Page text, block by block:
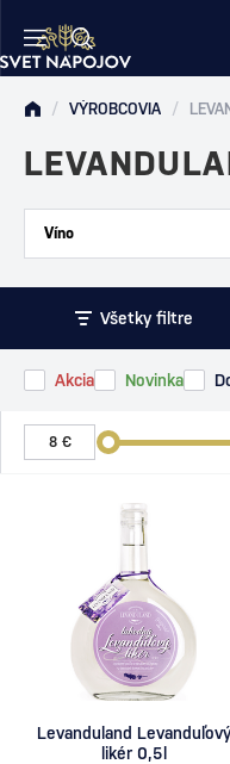
/ VÝROBCOVIA /
Víno
Všetky filtre
Akcia Novinka
Levanduland Levanduľový
likér 0,5l